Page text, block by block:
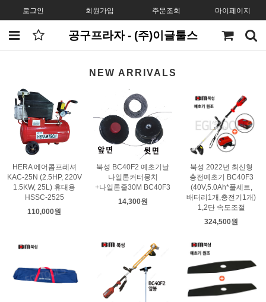
로그인 회원가입 주문조회 마이페이지
공구프라자 - (주)이글툴스
NEW ARRIVALS
HERA 에어콤프레셔
KAC-25N (2.5HP, 220V
1.5KW, 25L) 휴대용
HSSC-2525
110,000원
북성 BC40F2 예초기날
나일론커터뭉치
+나일론줄30M BC40F3
14,300원
북성 2022년 최신형
충전예초기 BC40F3
(40V,5.0Ah*풀세트,
배터리1개,충전기1개)
1,2단 속도조절
324,500원